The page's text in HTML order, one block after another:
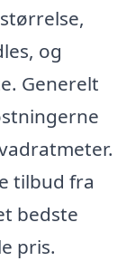
og
Generelt
tilbud fra
bedste
pris.